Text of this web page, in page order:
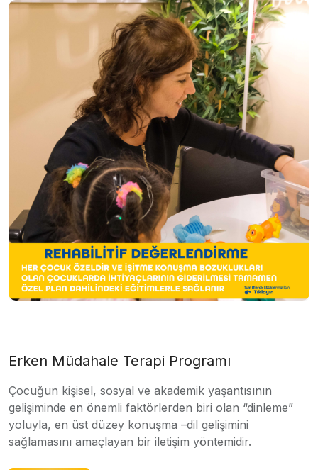
Erken Müdahale Terapi Programı
Çocuğun kişisel, sosyal ve akademik yaşantısının
gelişiminde en önemli faktörlerden biri olan “dinleme”
yoluyla, en üst düzey konuşma –dil gelişimini
sağlamasını amaçlayan bir iletişim yöntemidir.